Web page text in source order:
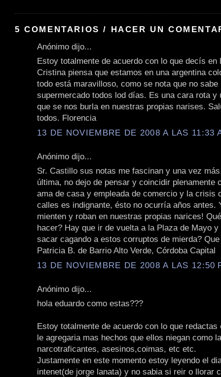
5 COMENTARIOS / HACER UN
Anónimo dijo...
Estoy totalmente de acuerdo con lo que decís en
Cristina piensa que estamos en una argentina
todo está maravilloso, como se nota que no
supermercado todos lod días. Es una cara rota y
que se nos burla en nuestras propias narises.
todos. Florencia
13 DE NOVIEMBRE DE 2008 A LAS 11:33
Anónimo dijo...
Sr. Castillo sus notas me fascinan y una vez
última, no dejo de pensar y coincidir plenamente
ama de casa y empleada de comercio y la crisis
calles es indignante, ésto no ocurría años antes.
mienten y roban en nuestras propias narices!
hacer? Hay que ir de vuelta a la Plaza de Mayo
sacar cagando a estos corruptos de mierda?
Patricia B. de Barrio Alto Verde, Córdoba Capital
13 DE NOVIEMBRE DE 2008 A LAS 12:50
Anónimo dijo...
hola eduardo como estas???
Estoy totalmente de acuerdo con lo que redactas
le agregaria mas hechos que ellos niegan como
narcotraficantes, asesinos,coimas, etc etc.
Justamente en este momento estoy leyendo el
intenet(de jorge lanata) y no sabia si reir o llorar